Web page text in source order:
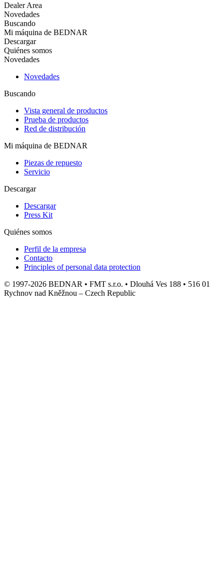
Dealer Area
Novedades
Buscando
Mi máquina de BEDNAR
Descargar
Quiénes somos
Novedades
Novedades
Buscando
Vista general de productos
Prueba de productos
Red de distribución
Mi máquina de BEDNAR
Piezas de repuesto
Servicio
Descargar
Descargar
Press Kit
Quiénes somos
Perfil de la empresa
Contacto
Principles of personal data protection
© 1997-2026 BEDNAR • FMT s.r.o. • Dlouhá Ves 188 • 516 01
Rychnov nad Kněžnou – Czech Republic